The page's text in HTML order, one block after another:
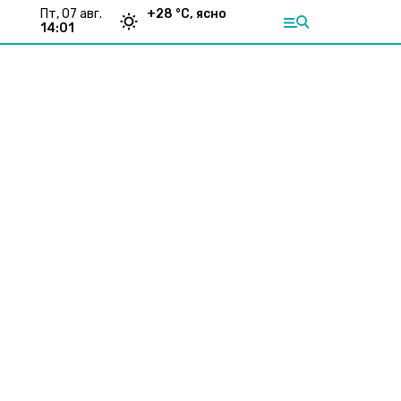
пт, 07 авг.
14:01
+28 °С, ясно